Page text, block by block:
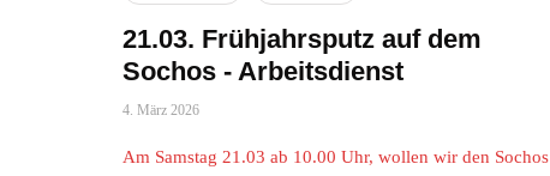
21.03. Frühjahrsputz auf dem
Sochos - Arbeitsdienst
4. März 2026
Am Samstag 21.03 ab 10.00 Uhr, wollen wir den Sochos